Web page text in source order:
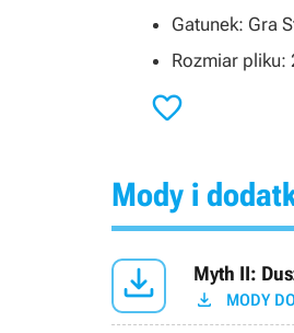
Gatunek: Gra
Rozmiar pliku:

Mody i
 Myth II:
 MODY